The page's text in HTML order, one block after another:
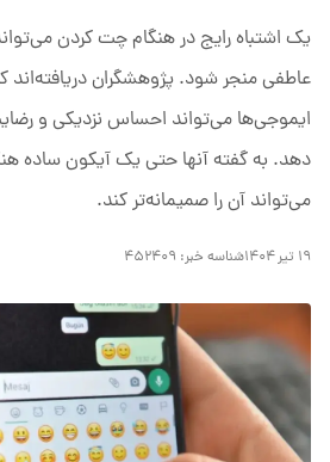
یک اشتباه رایج در هنگام چت کردن
عاطفی منجر شود. پژوهشگران دریافته‌اند
ایموجی‌ها می‌تواند احساس نزدیکی و
دهد. به گفته آنها حتی یک آیکون ساده
می‌تواند آن را صمیمانه‌تر کند.
۱۹ تیر ۱۴۰۴ شناسه خبر: ۴۵۲۴۰۹